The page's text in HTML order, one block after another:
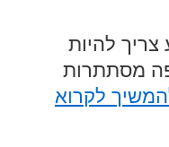
להיות
מסתתרות
לקרוא